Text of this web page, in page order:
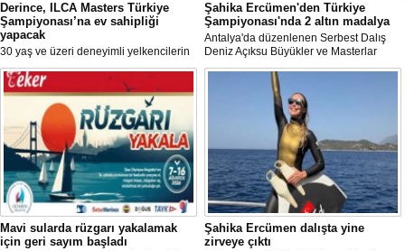
Derince, ILCA Masters Türkiye
Şampiyonası’na ev sahipliği
yapacak
30 yaş ve üzeri deneyimli yelkencilerin
mücadele ettiği ILCA Masters 2026
Türkiye Şampiyonası, bu yıl Kocaeli’nin
Derince ilçesinde gerçekleştirilecek.
Şahika Ercümen'den Türkiye
Şampiyonası'nda 2 altın madalya
Antalya'da düzenlenen Serbest Dalış
Deniz Açıksu Büyükler ve Masterlar
Bireysel Türkiye Şampiyonası'nda milli
sporcu ve serbest dalış dünya
rekortmeni Şahika Ercümen, 2 altın
madalya kazandı.
Mavi sularda rüzgarı yakalamak
için geri sayım başladı
Şahika Ercümen dalışta yine
zirveye çıktı